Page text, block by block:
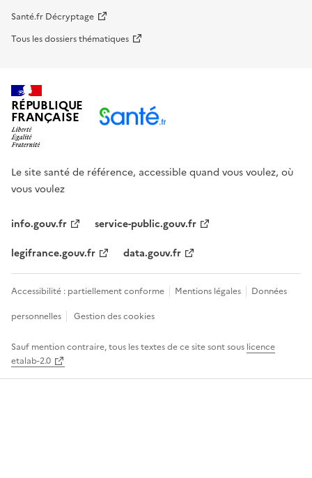
Santé.fr Décryptage
Tous les dossiers thématiques
RÉPUBLIQUE
FRANÇAISE
Le site santé de référence, accessible quand vous voulez, où
vous voulez
info.gouv.fr
service-public.gouv.fr
legifrance.gouv.fr
data.gouv.fr
Accessibilité : partiellement conforme Mentions légales
Données
personnelles
Gestion des cookies
Sauf mention contraire, tous les textes de ce site sont sous licence
etalab-2.0